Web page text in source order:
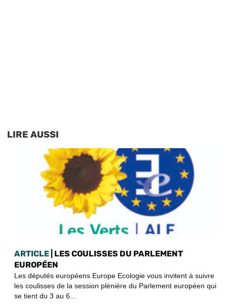
LIRE AUSSI
ARTICLE | LES COULISSES DU PARLEMENT
EUROPÉEN
Les députés européens Europe Ecologie vous invitent à suivre
les coulisses de la session plénière du Parlement européen qui
se tient du 3 au 6...